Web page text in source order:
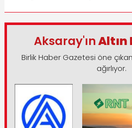
Aksaray'ınAltın
Birlik Haber Gazetesi öne
ağırlıyor.